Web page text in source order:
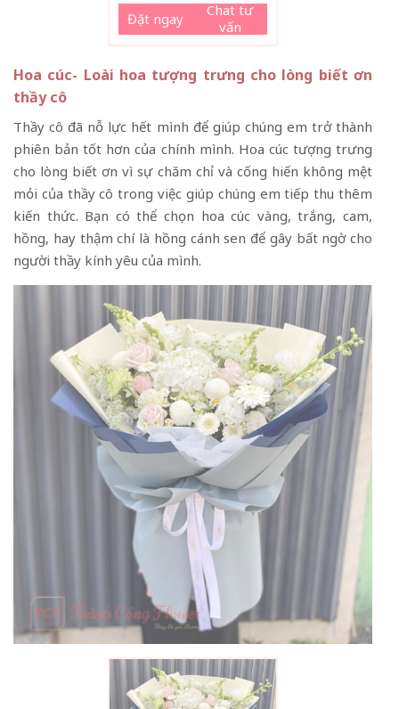
Đặt ngay
Chat tư
vấn
Hoa cúc- Loài hoa tượng trưng cho lòng biết ơn
thầy cô
Thầy cô đã nỗ lực hết mình để giúp chúng em trở thành
phiên bản tốt hơn của chính mình. Hoa cúc tượng trưng
cho lòng biết ơn vì sự chăm chỉ và cống hiến không mệt
mỏi của thầy cô trong việc giúp chúng em tiếp thu thêm
kiến ​​thức. Bạn có thể chọn hoa cúc vàng, trắng, cam,
hồng, hay thậm chí là hồng cánh sen để gây bất ngờ cho
người thầy kính yêu của mình.